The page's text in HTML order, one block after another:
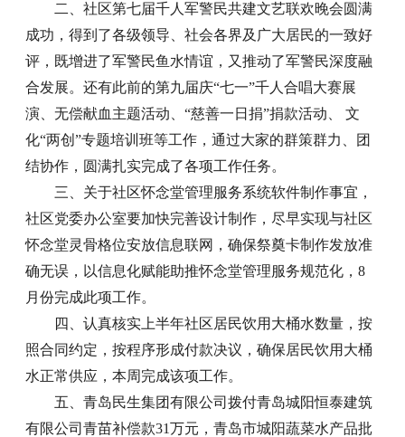
二、社区第七届千人军警民共建文艺联欢晚会圆满
成功，得到了各级领导、社会各界及广大居民的一致好
评，既增进了军警民鱼水情谊，又推动了军警民深度融
合发展。还有此前的第九届庆“七一”千人合唱大赛展
演、无偿献血主题活动、“慈善一日捐”捐款活动、 文
化“两创”专题培训班等工作，通过大家的群策群力、团
结协作，圆满扎实完成了各项工作任务。
三、关于社区怀念堂管理服务系统软件制作事宜，
社区党委办公室要加快完善设计制作，尽早实现与社区
怀念堂灵骨格位安放信息联网，确保祭奠卡制作发放准
确无误，以信息化赋能助推怀念堂管理服务规范化，8
月份完成此项工作。
四、认真核实上半年社区居民饮用大桶水数量，按
照合同约定，按程序形成付款决议，确保居民饮用大桶
水正常供应，本周完成该项工作。
五、青岛民生集团有限公司拨付青岛城阳恒泰建筑
有限公司青苗补偿款31万元，青岛市城阳蔬菜水产品批